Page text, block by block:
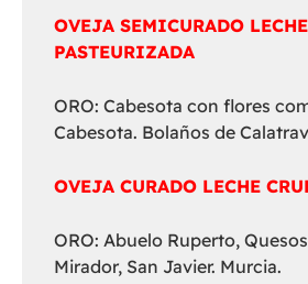
OVEJA SEMICURADO LECHE
PASTEURIZADA
ORO: Cabesota con flores
Cabesota. Bolaños de
OVEJA CURADO LECHE
ORO: Abuelo Ruperto,
Mirador, San Javier. Murcia.